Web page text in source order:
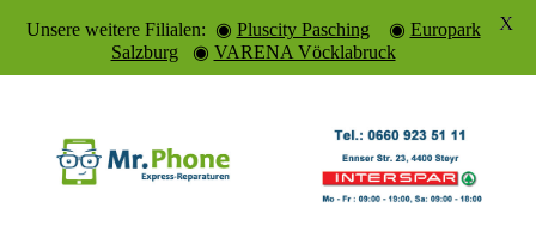
springen
Unsere weitere Filialen: ◉ Pluscity Pasching◉ Europark
Salzburg◉ VARENA Vöcklabruck
X